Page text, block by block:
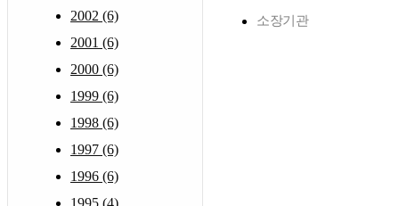
2002 (6)
2001 (6)
2000 (6)
1999 (6)
1998 (6)
1997 (6)
1996 (6)
소장기관